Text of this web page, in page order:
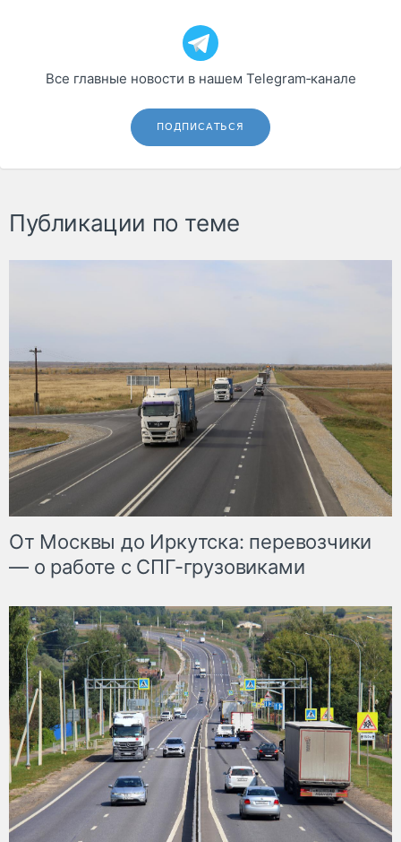
Все главные новости в нашем Telegram‑канале
ПОДПИСАТЬСЯ
Публикации по теме
От Москвы до Иркутска: перевозчики
— о работе с СПГ-грузовиками